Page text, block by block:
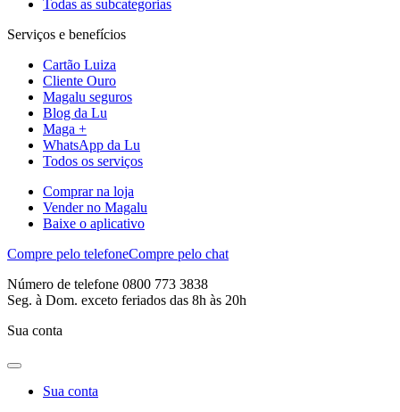
Todas as subcategorias
Serviços e benefícios
Cartão Luiza
Cliente Ouro
Magalu seguros
Blog da Lu
Maga +
WhatsApp da Lu
Todos os serviços
Comprar na loja
Vender no Magalu
Baixe o aplicativo
Compre pelo telefoneCompre pelo chat
Número de telefone 0800 773 3838
Seg. à Dom. exceto feriados das 8h às 20h
Sua conta
Sua conta